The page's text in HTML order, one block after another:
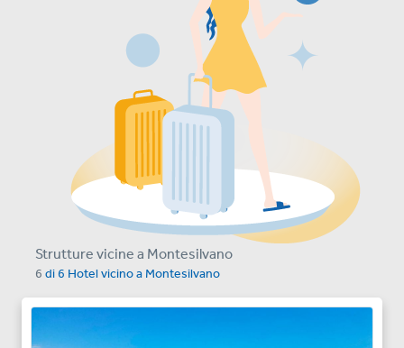
Strutture vicine a Montesilvano
6 di 6 Hotel vicino a Montesilvano